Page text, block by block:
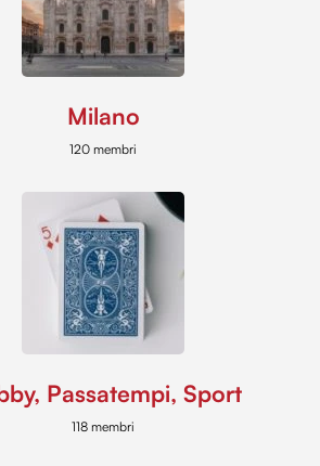
Milano
120 membri
Passatempi, Sport
118 membri